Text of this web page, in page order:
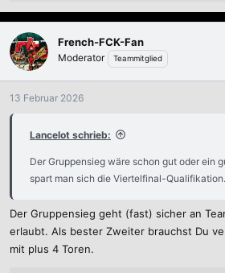
a
k
t
i
o
n
French-FCK-Fan
Moderator Teammitglied
13 Februar 2026
Lancelot schrieb:
Der Gruppensieg wäre schon gut oder ein
spart man sich die Viertelfinal-Qualifikation.
Der Gruppensieg geht (fast) sicher an
erlaubt. Als bester Zweiter brauchst Du
mit plus 4 Toren.